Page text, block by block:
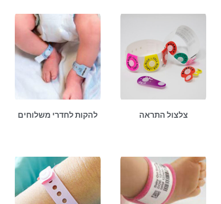
צלצול התראה להקות לחדרי משלוחים